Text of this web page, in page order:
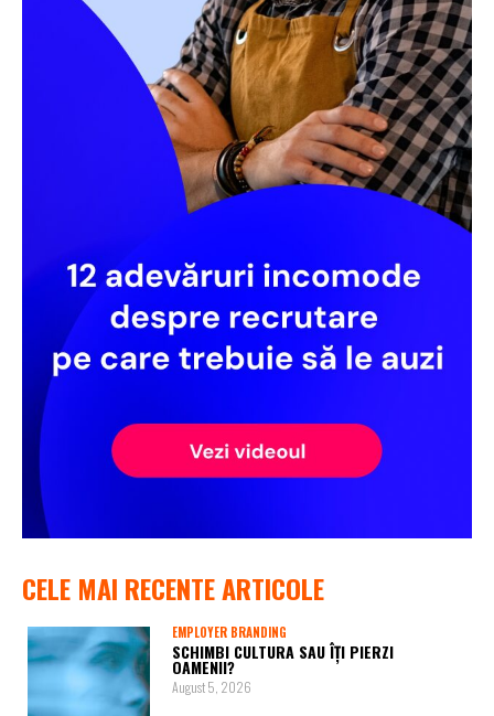
CELE MAI RECENTE ARTICOLE
EMPLOYER BRANDING
SCHIMBI CULTURA SAU ÎȚI PIERZI
OAMENII?
August 5, 2026